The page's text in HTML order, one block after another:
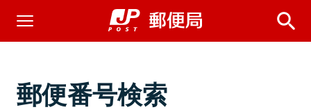
郵便番号検索